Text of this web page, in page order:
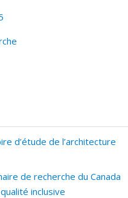
d’étude de l’architecture
de recherche du Canada
inclusive